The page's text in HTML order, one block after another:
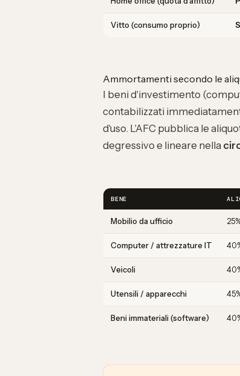
Vitto (consumo proprio)
Ammortamenti secondo le
I beni d'investimento
contabilizzati
d'uso. L'AFC pubblica le
degressivo e lineare nella
BENE
Mobilio da ufficio
Computer / attrezzature IT
Veicoli
Utensili / apparecchi
Beni immateriali (software)